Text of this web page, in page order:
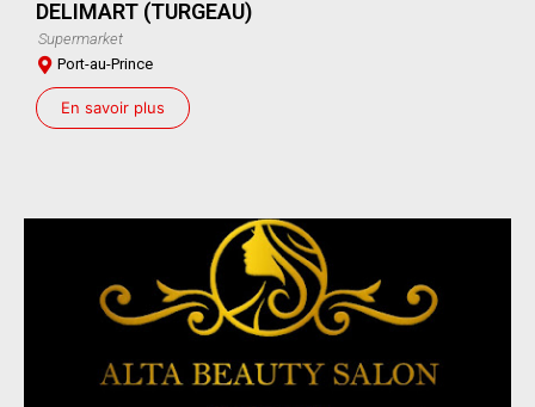
DELIMART (TURGEAU)
Supermarket
Port-au-Prince
En savoir plus